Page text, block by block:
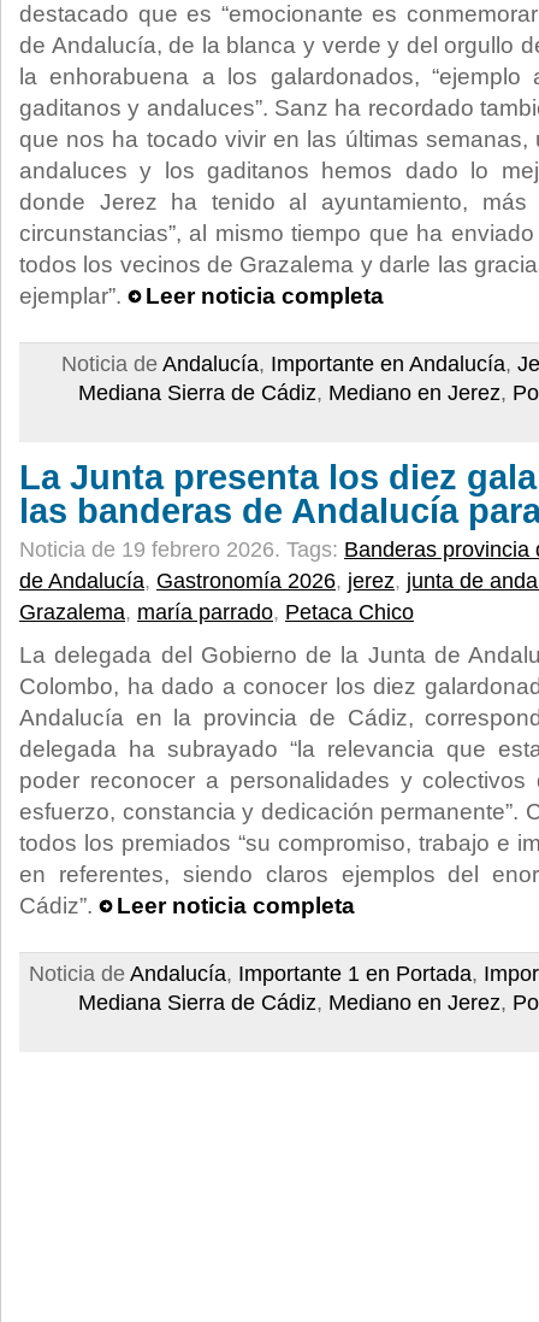
destacado que es “emocionante es
de Andalucía, de la blanca y verde y del orgullo
la enhorabuena a los galardonados,
gaditanos y andaluces”. Sanz ha recordado
que nos ha tocado vivir en las últimas
andaluces y los gaditanos hemos dado lo
donde Jerez ha tenido al ayuntamiento,
circunstancias”, al mismo tiempo que ha
todos los vecinos de Grazalema y darle las
ejemplar”.
Leer noticia completa
Noticia de Andalucía, Importante en Andalucía,
Mediana Sierra de Cádiz, Mediano en Jerez,
La Junta presenta los diez
las banderas de Andalucía
Noticia de 19 febrero 2026. Tags: Banderas provincia
de Andalucía, Gastronomía 2026, jerez, junta de
Grazalema, maría parrado, Petaca Chico
La delegada del Gobierno de la Junta de
Colombo, ha dado a conocer los diez
Andalucía en la provincia de Cádiz,
delegada ha subrayado “la relevancia que
poder reconocer a personalidades y
esfuerzo, constancia y dedicación permanente”.
todos los premiados “su compromiso, trabajo e
en referentes, siendo claros ejemplos del
Cádiz”.
Leer noticia completa
Noticia de Andalucía, Importante 1 en Portada,
Mediana Sierra de Cádiz, Mediano en Jerez,